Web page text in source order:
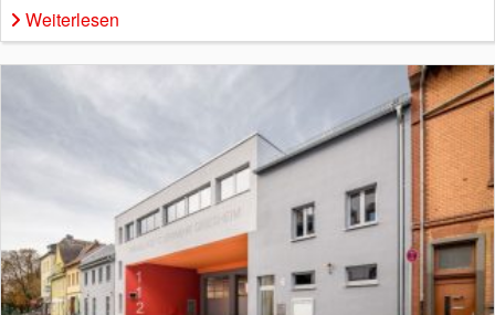
Weiterlesen